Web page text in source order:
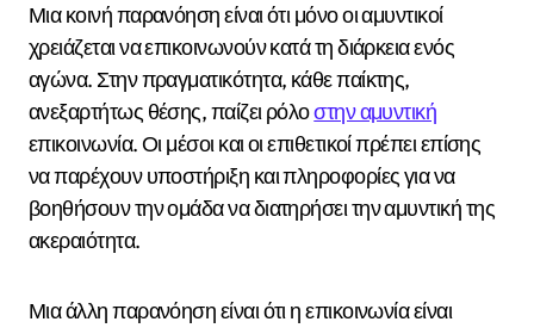
Μια κοινή παρανόηση είναι ότι μόνο οι αμυντικοί
χρειάζεται να επικοινωνούν κατά τη διάρκεια ενός
αγώνα. Στην πραγματικότητα, κάθε παίκτης,
ανεξαρτήτως θέσης, παίζει ρόλοστην αμυντική
επικοινωνία. Οι μέσοι και οι επιθετικοί πρέπει επίσης
να παρέχουν υποστήριξη και πληροφορίες για να
βοηθήσουν την ομάδα να διατηρήσει την αμυντική της
ακεραιότητα.
Μια άλλη παρανόηση είναι ότι η επικοινωνία είναι